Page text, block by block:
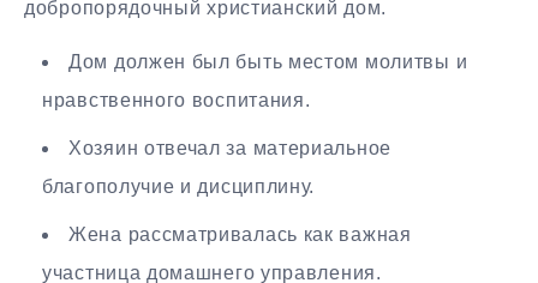
добропорядочный христианский дом.
Дом должен был быть местом молитвы и
нравственного воспитания.
Хозяин отвечал за материальное
благополучие и дисциплину.
Жена рассматривалась как важная
участница домашнего управления.